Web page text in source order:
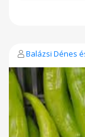
Balázsi Dénes